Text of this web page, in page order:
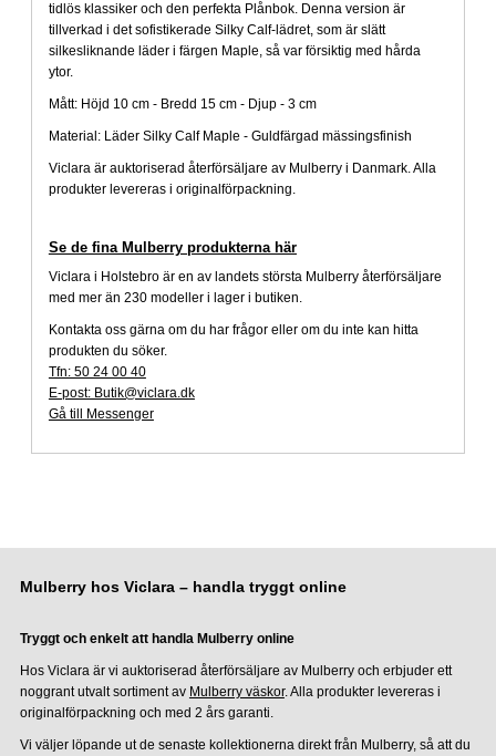
tidlös klassiker och den perfekta Plånbok. Denna version är
tillverkad i det sofistikerade Silky Calf-lädret, som är slätt
silkesliknande läder i färgen Maple, så var försiktig med hårda
ytor.
Mått: Höjd 10 cm - Bredd 15 cm - Djup - 3 cm
Material: Läder Silky Calf Maple - Guldfärgad mässingsfinish
Viclara är auktoriserad återförsäljare av Mulberry i Danmark. Alla
produkter levereras i originalförpackning.
Se de fina Mulberry produkterna här
Viclara i Holstebro är en av landets största Mulberry återförsäljare
med mer än 230 modeller i lager i butiken.
Kontakta oss gärna om du har frågor eller om du inte kan hitta
produkten du söker.
Tfn: 50 24 00 40
E-post: Butik@viclara.dk
Gå till Messenger
Mulberry hos Viclara – handla tryggt online
Tryggt och enkelt att handla Mulberry online
Hos Viclara är vi auktoriserad återförsäljare av Mulberry och erbjuder ett
noggrant utvalt sortiment av Mulberry väskor. Alla produkter levereras i
originalförpackning och med 2 års garanti.
Vi väljer löpande ut de senaste kollektionerna direkt från Mulberry, så att du